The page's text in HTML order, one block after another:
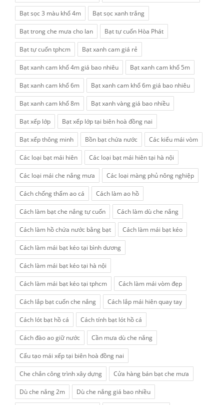
Bạt sọc 3 màu khổ 4m Bạt sọc xanh trắng
Bạt trong che mưa cho lan Bạt tự cuốn Hòa Phát
Bạt tự cuốn tphcm Bạt xanh cam giá rẻ
Bạt xanh cam khổ 4m giá bao nhiêu Bạt xanh cam khổ 5m
Bạt xanh cam khổ 6m Bạt xanh cam khổ 6m giá bao nhiêu
Bạt xanh cam khổ 8m Bạt xanh vàng giá bao nhiều
Bạt xếp lớp Bạt xếp lớp tại biên hoà đồng nai
Bạt xếp thông minh Bồn bạt chứa nước Các kiểu mái vòm
Các loại bạt mái hiên Các loại bạt mái hiên tại hà nội
Các loại mái che nắng mưa Các loại màng phủ nông nghiệp
Cách chống thấm ao cá Cách làm ao hồ
Cách làm bạt che nắng tự cuốn Cách làm dù che nắng
Cách làm hồ chứa nước bằng bạt Cách làm mái bạt kéo
Cách làm mái bạt kéo tại bình dương
Cách làm mái bạt kéo tại hà nội
Cách làm mái bạt kéo tại tphcm Cách làm mái vòm đẹp
Cách lắp bạt cuốn che nắng Cách lắp mái hiên quay tay
Cách lót bạt hồ cá Cách tính bạt lót hồ cá
Cách đào ao giữ nước Cần mưa dù che nắng
Cấu tạo mái xếp tại biên hoà đồng nai
Che chắn công trình xây dựng Cửa hàng bán bạt che mưa
Dù che nắng 2m Dù che nắng giá bao nhiều